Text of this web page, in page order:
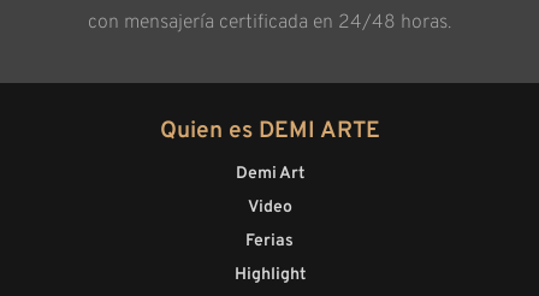
con mensajería certificada en 24/48 horas.
Quien es DEMI ARTE
Demi Art
Video
Ferias
Highlight